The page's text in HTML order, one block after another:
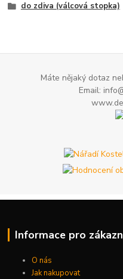
do zdiva (válcová stopka)
Máte nějaký dotaz
Email:
Informace pro
O nás
Jak nakupovat